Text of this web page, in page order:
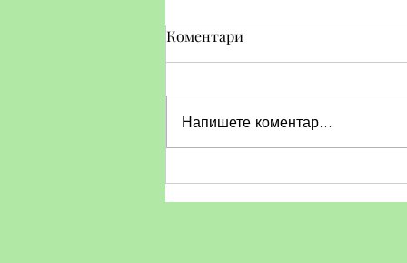
Тематичен ден по БДП
Коментари
Напишете коментар...